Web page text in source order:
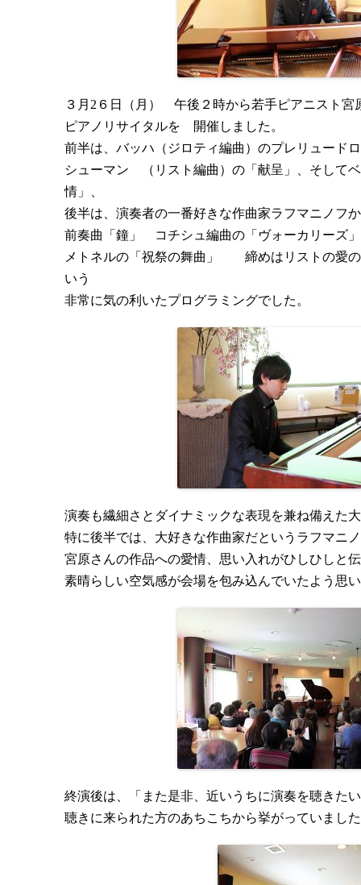
３月2６日（月） 午後２時から若手ピアニスト宮
ピアノリサイタルを
開催しました。
前半は、バッハ（ジロティ編曲）のプレリュード
シューマン （リスト編曲）の「献呈」、そして
情」、
後半は、演奏者の一番好きな作曲家ラフマニノフ
前奏曲「鐘」 コチシュ編曲の「ヴォーカリーズ
メトネルの「祝祭の舞曲」 締めはリストの愛の
いう
非常に気の利いたプログラミングでした。
演奏も繊細さとダイナミックな表現を兼ね備えた
特に後半では、大好きな作曲家だというラフマニ
宮原さんの作品への愛情、思い入れがひしひしと
素晴らしい空気感が会場を包み込んでいたよう思
終演後は、「また是非、近いうちに演奏を聴きた
聴きに来られた方のあちこちから挙がっていまし